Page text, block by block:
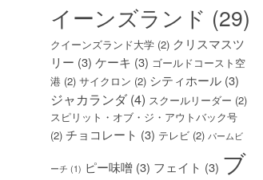
イーンズランド (29)
クイーンズランド大学 (2) クリスマスツ
リー (3) ケーキ (3) ゴールドコースト空
港 (2) サイクロン (2) シティホール (3)
ジャカランダ (4) スクールリーダー (2)
スピリット・オブ・ジ・アウトバック号
(2) チョコレート (3) テレビ (2) パームビ
ーチ (1) ピー味噌 (3) フェイト (3) ブ